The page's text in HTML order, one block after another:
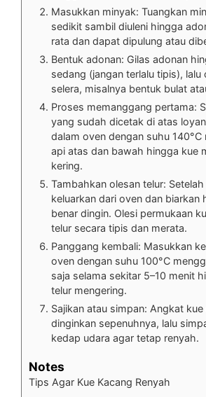
Masukkan minyak: Tuangkan
sedikit sambil diuleni hingga
rata dan dapat dipulung atau
Bentuk adonan: Gilas adonan
sedang (jangan terlalu tipis), lalu
selera, misalnya bentuk bulat
Proses memanggang pertama:
yang sudah dicetak di atas
dalam oven dengan suhu 140°C
api atas dan bawah hingga kue
kering.
Tambahkan olesan telur:
keluarkan dari oven dan biarkan
benar dingin. Olesi permukaan
telur secara tipis dan merata.
Panggang kembali: Masukkan
oven dengan suhu 100°C
saja selama sekitar 5–10 menit
telur mengering.
Sajikan atau simpan: Angkat kue
dinginkan sepenuhnya, lalu
kedap udara agar tetap renyah.
Notes
Tips Agar Kue Kacang Renyah